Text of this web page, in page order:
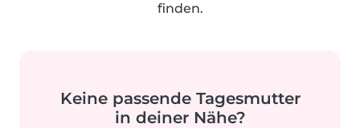
finden.
Keine passende Tagesmutter
in deiner Nähe?